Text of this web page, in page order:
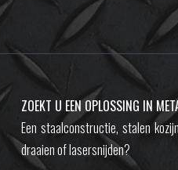
ZOEKT U EEN OPLOSSING IN
Een staalconstructie, stalen
draaien of lasersnijden?